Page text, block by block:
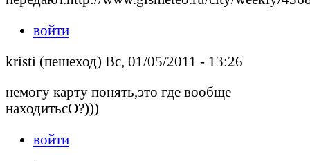
войти
kristi (пешеход) Вс, 01/05/2011 - 13:26
немогу карту понять,это где вообще
находитьсО?)))
войти